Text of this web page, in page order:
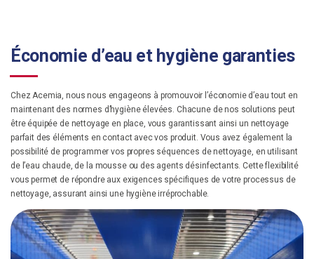
Économie d’eau et hygiène garanties
Chez Acemia, nous nous engageons à promouvoir l’économie d’eau tout en
maintenant des normes d’hygiène élevées. Chacune de nos solutions peut
être équipée de nettoyage en place, vous garantissant ainsi un nettoyage
parfait des éléments en contact avec vos produit. Vous avez également la
possibilité de programmer vos propres séquences de nettoyage, en utilisant
de l’eau chaude, de la mousse ou des agents désinfectants. Cette flexibilité
vous permet de répondre aux exigences spécifiques de votre processus de
nettoyage, assurant ainsi une hygiène irréprochable.